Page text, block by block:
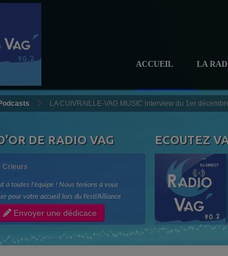
ACCUEIL LA
LA CUIVRAILLE-VAG MUSIC interview du 1er
DE RADIO VAG
Crieurs
à toutes l'équipe ! Nous tenions à vous
pour votre accueil lors du Festi'Alliance
votre bonne humeur !! Longue vie à Radio
Crieurs de Toit
Envoyer une dédicace
ECOUTEZ